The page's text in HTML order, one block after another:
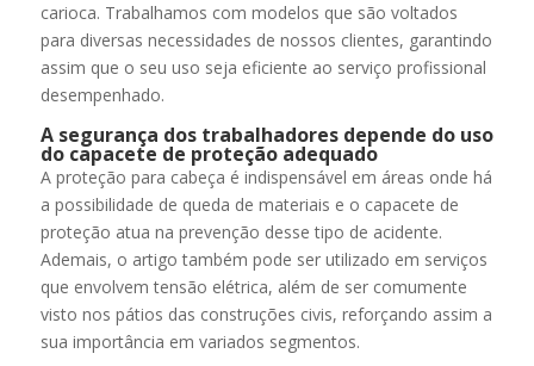
carioca. Trabalhamos com modelos que são voltados
para diversas necessidades de nossos clientes, garantindo
assim que o seu uso seja eficiente ao serviço profissional
desempenhado.
A segurança dos trabalhadores depende do uso
do capacete de proteção adequado
A proteção para cabeça é indispensável em áreas onde há
a possibilidade de queda de materiais e o capacete de
proteção atua na prevenção desse tipo de acidente.
Ademais, o artigo também pode ser utilizado em serviços
que envolvem tensão elétrica, além de ser comumente
visto nos pátios das construções civis, reforçando assim a
sua importância em variados segmentos.